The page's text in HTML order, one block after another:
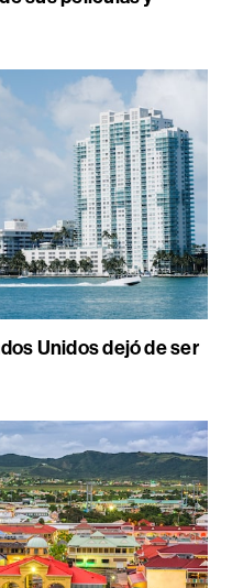
Unidos dejó de ser